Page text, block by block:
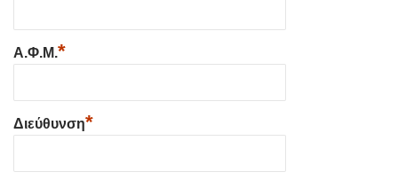
Α.Φ.Μ.*
Διεύθυνση*